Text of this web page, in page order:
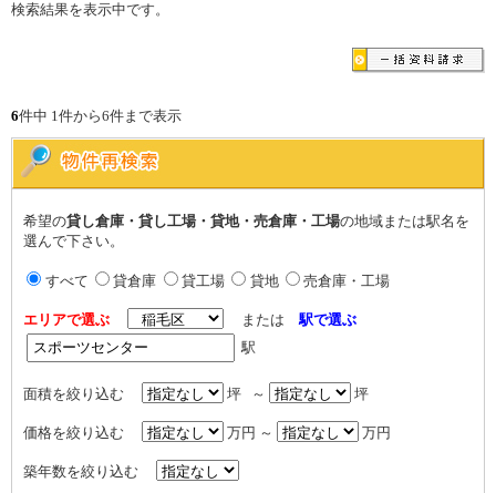
検索結果を表示中です。
6件中 1件から6件まで表示
希望の貸し倉庫・貸し工場・貸地・売倉庫・工場の地域または駅名を
選んで下さい。
すべて 貸倉庫 貸工場 貸地 売倉庫・工場
エリアで選ぶ または駅で選ぶ
駅
面積を絞り込む 坪 ～ 坪
価格を絞り込む 万円 ～ 万円
築年数を絞り込む